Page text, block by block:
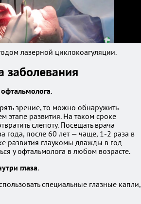
лазерной циклокоагуляции.
заболевания
.
зрение, то можно обнаружить
этапе развития. На таком сроке
слепоту. Посещать врача
года, после 60 лет — чаще, 1-2 раза в
развития глаукомы дважды в год
у офтальмолога в любом возрасте.
глаза.
специальные глазные капли,